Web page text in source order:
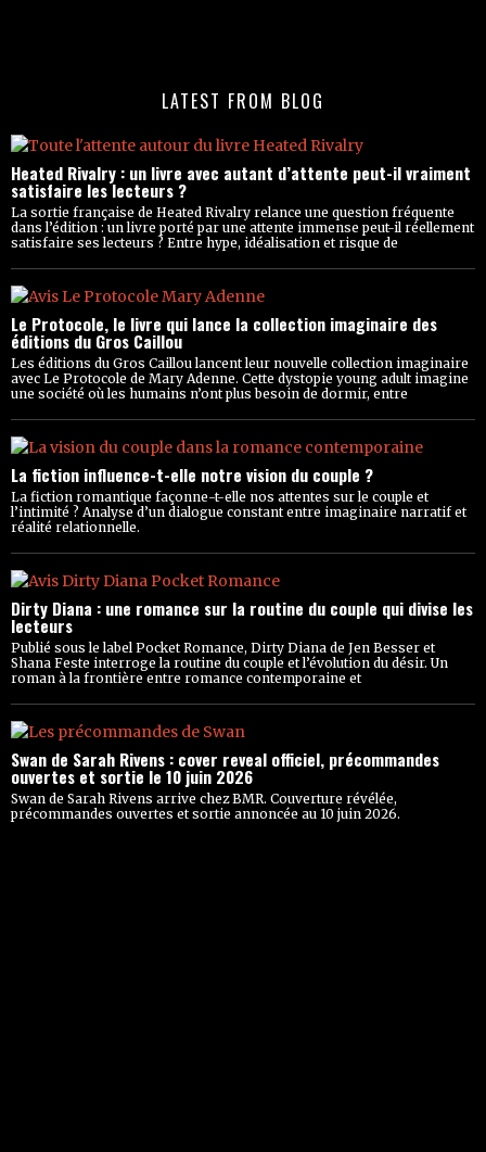
LATEST FROM BLOG
Heated Rivalry : un livre avec autant d’attente peut-il vraiment
satisfaire les lecteurs ?
La sortie française de Heated Rivalry relance une question fréquente
dans l’édition : un livre porté par une attente immense peut-il réellement
satisfaire ses lecteurs ? Entre hype, idéalisation et risque de
Le Protocole, le livre qui lance la collection imaginaire des
éditions du Gros Caillou
Les éditions du Gros Caillou lancent leur nouvelle collection imaginaire
avec Le Protocole de Mary Adenne. Cette dystopie young adult imagine
une société où les humains n’ont plus besoin de dormir, entre
La fiction influence-t-elle notre vision du couple ?
La fiction romantique façonne-t-elle nos attentes sur le couple et
l’intimité ? Analyse d’un dialogue constant entre imaginaire narratif et
réalité relationnelle.
Dirty Diana : une romance sur la routine du couple qui divise les
lecteurs
Publié sous le label Pocket Romance, Dirty Diana de Jen Besser et
Shana Feste interroge la routine du couple et l’évolution du désir. Un
roman à la frontière entre romance contemporaine et
Swan de Sarah Rivens : cover reveal officiel, précommandes
ouvertes et sortie le 10 juin 2026
Swan de Sarah Rivens arrive chez BMR. Couverture révélée,
précommandes ouvertes et sortie annoncée au 10 juin 2026.